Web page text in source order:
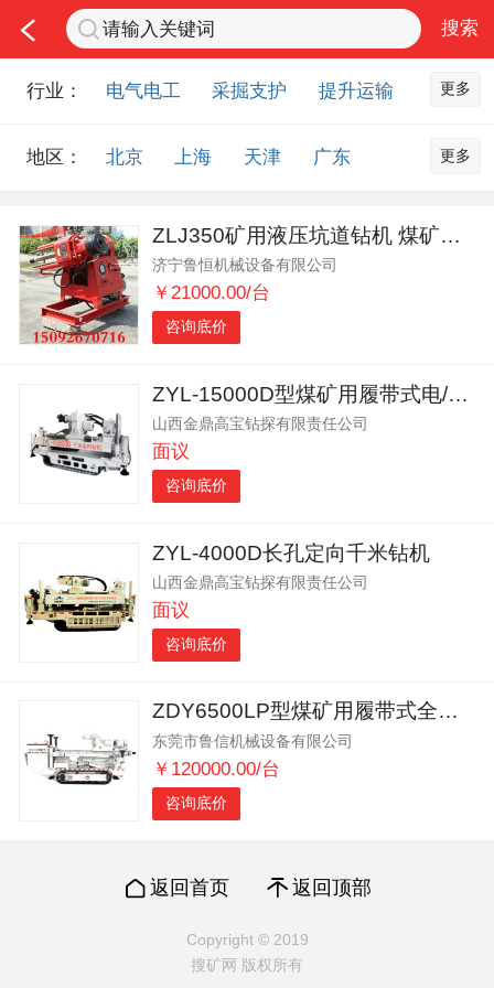
行业： 电气电工 采掘支护
提升运输
排水设备
钻探设备
非金属品
化工化学
安防设备
矿用物资
应急救援
智能制造
农业机械
交通机械
更多
地区： 北京 上海 天津
广东
山东
内蒙古 黑龙江
吉林
辽宁
江苏 浙江
湖北
湖南
安徽
江西
陕西
西藏 甘肃
青海
宁夏
海南 新疆
台湾
香港
澳门
更多
ZLJ350矿用液压坑道钻机 煤矿用探水探瓦斯钻机
济宁鲁恒机械设备有限公司
￥21000.00/台
咨询底价
ZYL-15000D型煤矿用履带式电/液压定向钻机
山西金鼎高宝钻探有限责任公司
面议
咨询底价
ZYL-4000D长孔定向千米钻机
山西金鼎高宝钻探有限责任公司
面议
咨询底价
ZDY6500LP型煤矿用履带式全液压坑道钻机
东莞市鲁信机械设备有限公司
￥120000.00/台
咨询底价
返回首页 返回顶部
Copyright © 2019
搜矿网 版权所有